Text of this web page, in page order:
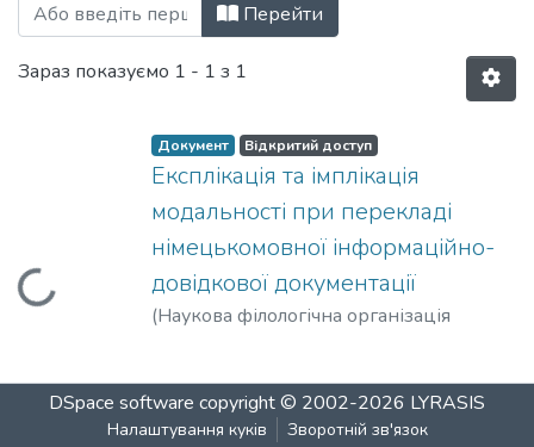
Перейти
Зараз показуємо 1 - 1 з 1
Вантажиться...
Документ Відкритий доступ
Експлікація та імплікація
модальності при перекладі
німецькомовної інформаційно-
довідкової документації
(Наукова філологічна організація
DSpace software copyright © 2002-2026 LYRASIS
Налаштування куків Зворотній зв'язок